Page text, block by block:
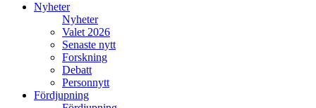
Nyheter
Nyheter
Valet 2026
Senaste nytt
Forskning
Debatt
Personnytt
Fördjupning